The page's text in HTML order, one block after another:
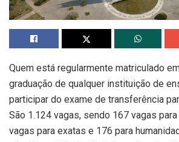
Quem está regularmente matriculado
graduação de qualquer instituição de
participar do exame de transferência
São 1.124 vagas, sendo 167 vagas
vagas para exatas e 176 para